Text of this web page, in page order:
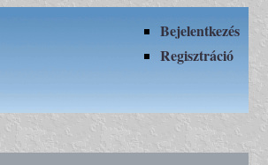
Bejelentkezés
Regisztráció